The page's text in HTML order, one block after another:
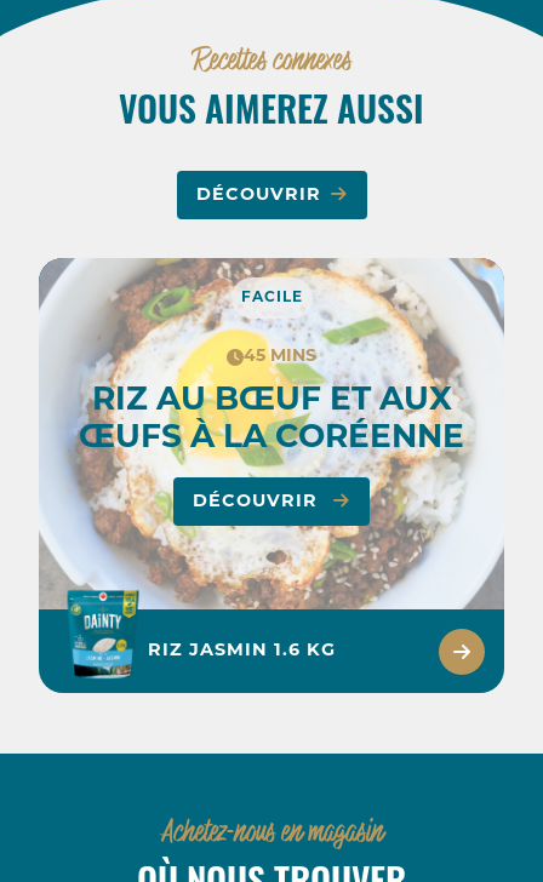
Recettes connexes
VOUS AIMEREZ AUSSI
DÉCOUVRIR
FACILE
45 MINS
RIZ AU BŒUF ET AUX
ŒUFS À LA CORÉENNE
DÉCOUVRIR
RIZ JASMIN 1.6 KG
Achetez-nous en magasin